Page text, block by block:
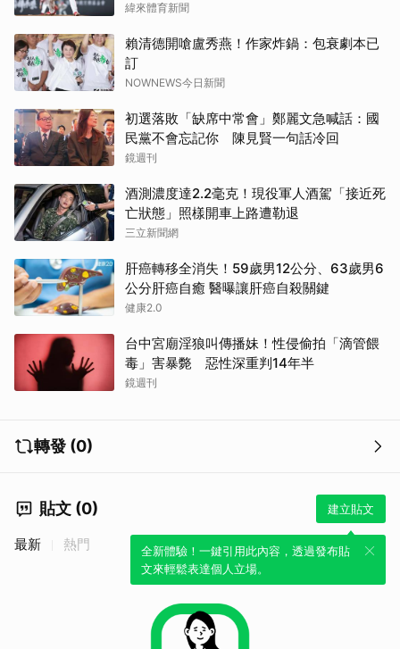
緯來體育新聞
賴清德開嗆盧秀燕！作家炸鍋：包衰劇本已
訂
NOWNEWS今日新聞
初選落敗「缺席中常會」鄭麗文急喊話：國
民黨不會忘記你 陳見賢一句話冷回
鏡週刊
酒測濃度達2.2毫克！現役軍人酒駕「接近死
亡狀態」照樣開車上路遭勒退
三立新聞網
肝癌轉移全消失！59歲男12公分、63歲男6
公分肝癌自癒 醫曝讓肝癌自殺關鍵
健康2.0
台中宮廟淫狼叫傳播妹！性侵偷拍「滴管餵
毒」害暴斃 惡性深重判14年半
鏡週刊
轉發 (0)
貼文 (0) 建立貼文
全新體驗！一鍵引用此內容，透過發布貼
文來輕鬆表達個人立場。
最新 熱門